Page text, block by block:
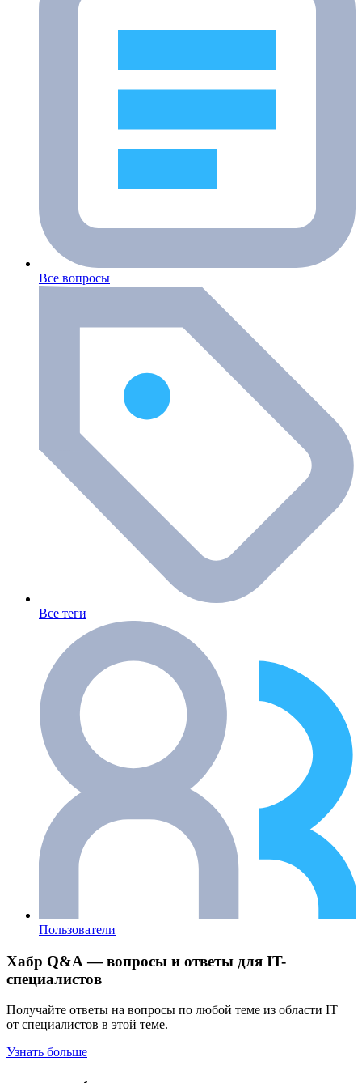
Все вопросы
Все теги
Пользователи
Хабр Q&A — вопросы и ответы для IT-
специалистов
Получайте ответы на вопросы по любой теме из области IT
от специалистов в этой теме.
Узнать больше